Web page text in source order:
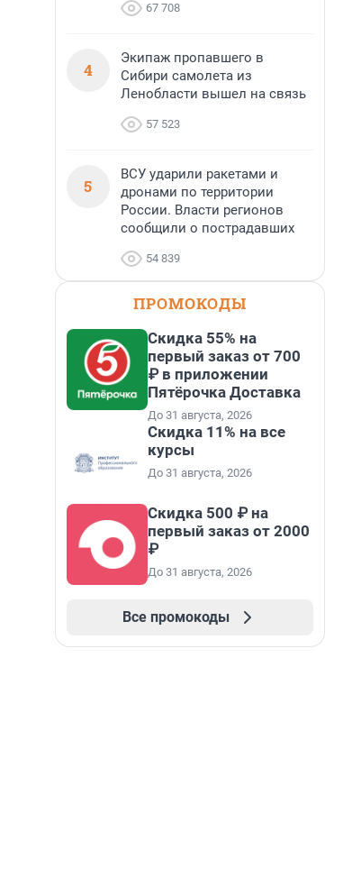
67 708
4
Экипаж пропавшего в
Сибири самолета из
Ленобласти вышел на связь
57 523
5
ВСУ ударили ракетами и
дронами по территории
России. Власти регионов
сообщили о пострадавших
54 839
ПРОМОКОДЫ
Скидка 55% на
первый заказ от 700
₽ в приложении
Пятёрочка Доставка
До 31 августа, 2026
Скидка 11% на все
курсы
До 31 августа, 2026
Скидка 500 ₽ на
первый заказ от 2000
₽
До 31 августа, 2026
Все промокоды